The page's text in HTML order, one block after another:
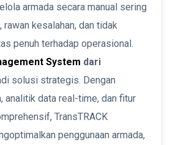
armada secara manual sering
kesalahan, dan tidak
penuh terhadap operasional.
System dari
solusi strategis. Dengan
analitik data real-time, dan fitur
TransTRACK
penggunaan armada,